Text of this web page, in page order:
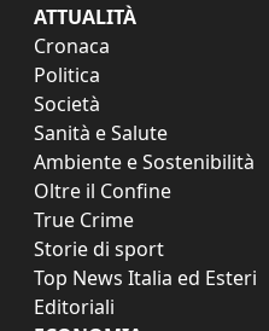
ATTUALITÀ
Cronaca
Politica
Società
Sanità e Salute
Ambiente e Sostenibilità
Oltre il Confine
True Crime
Storie di sport
Top News Italia ed Esteri
Editoriali